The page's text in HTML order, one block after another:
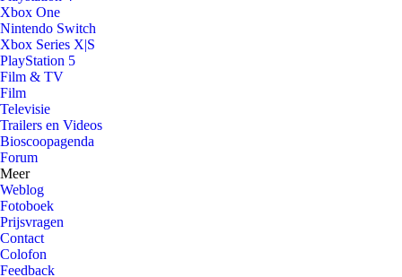
Xbox One
Nintendo Switch
Xbox Series X|S
PlayStation 5
Film & TV
Film
Televisie
Trailers en Videos
Bioscoopagenda
Forum
Meer
Weblog
Fotoboek
Prijsvragen
Contact
Colofon
Feedback